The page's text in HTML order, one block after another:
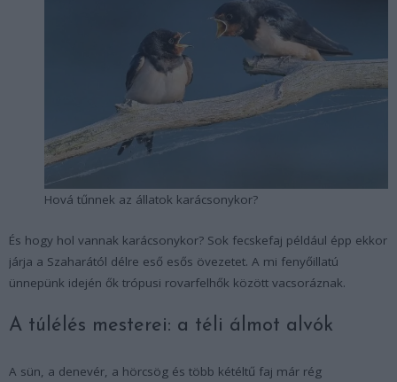
Hová tűnnek az állatok karácsonykor?
És hogy hol vannak karácsonykor? Sok fecskefaj például épp ekkor
járja a Szaharától délre eső esős övezetet. A mi fenyőillatú
ünnepünk idején ők trópusi rovarfelhők között vacsoráznak.
A túlélés mesterei: a téli álmot alvók
A sün, a denevér, a hörcsög és több kétéltű faj már rég